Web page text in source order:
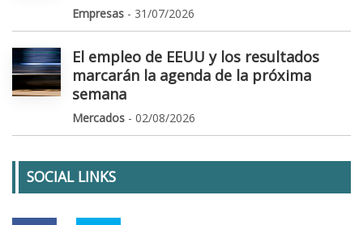
Empresas - 31/07/2026
El empleo de EEUU y los resultados
marcarán la agenda de la próxima
semana
Mercados - 02/08/2026
SOCIAL LINKS